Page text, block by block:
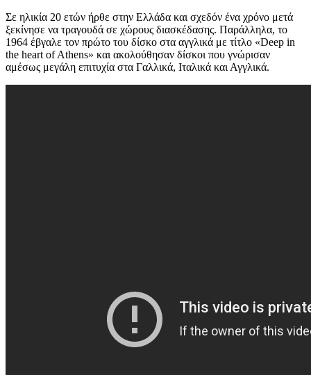
Σε ηλικία 20 ετών ήρθε στην Ελλάδα και σχεδόν ένα χρόνο μετά
ξεκίνησε να τραγουδά σε χώρους διασκέδασης. Παράλληλα, το
1964 έβγαλε τον πρώτο του δίσκο στα αγγλικά με τίτλο «Deep in
the heart of Athens» και ακολούθησαν δίσκοι που γνώρισαν
αμέσως μεγάλη επιτυχία στα Γαλλικά, Ιταλικά και Αγγλικά.